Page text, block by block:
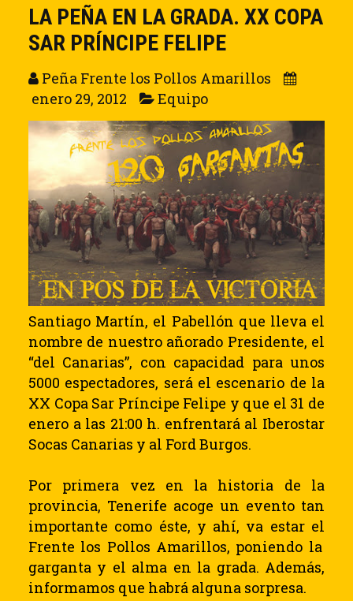
LA PEÑA EN LA GRADA. XX COPA
SAR PRÍNCIPE FELIPE
Peña Frente los Pollos Amarillos
enero 29, 2012
Equipo
Santiago Martín, el Pabellón que lleva el
nombre de nuestro añorado Presidente, el
“del Canarias”, con capacidad para unos
5000 espectadores, será el escenario de la
XX Copa Sar Príncipe Felipe y que el 31 de
enero a las 21:00 h. enfrentará al Iberostar
Socas Canarias y al Ford Burgos.
Por primera vez en la historia de la
provincia, Tenerife acoge un evento tan
importante como éste, y ahí, va estar el
Frente los Pollos Amarillos, poniendo la
garganta y el alma en la grada. Además,
informamos que habrá alguna sorpresa.